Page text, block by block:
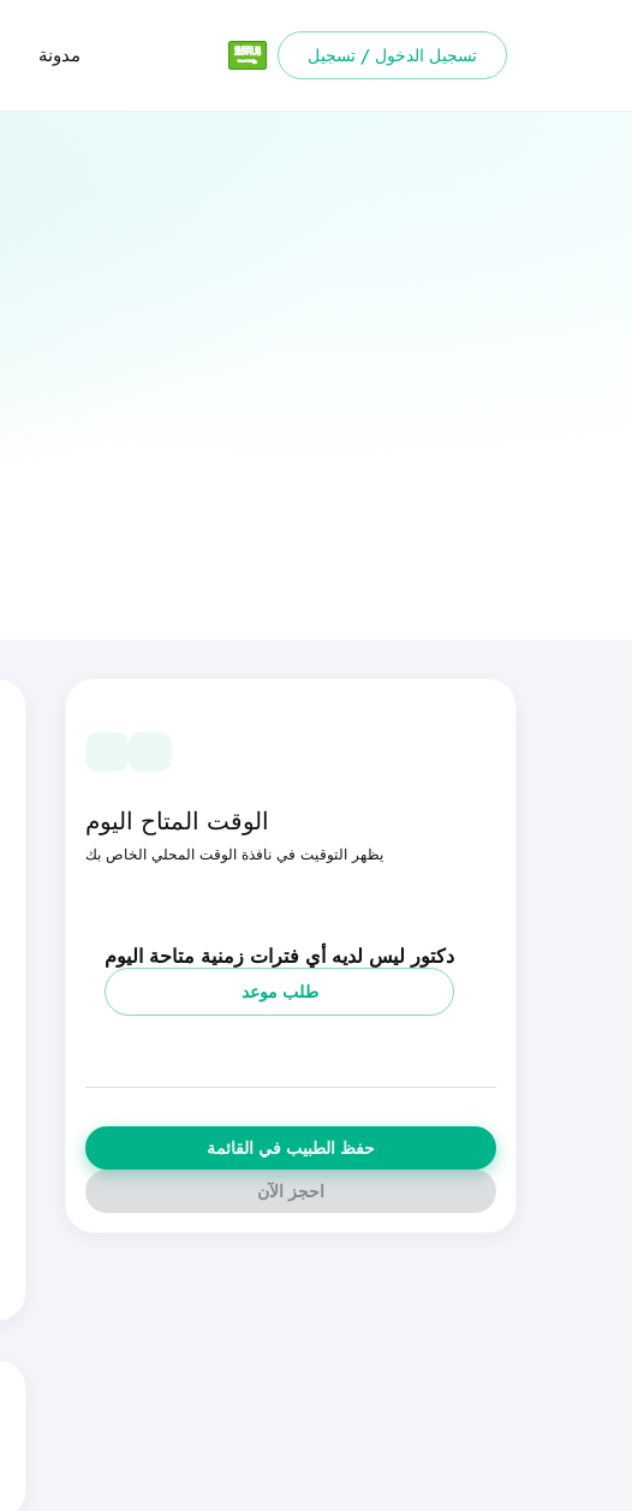
مدونة تسجيل الدخول / تسجيل
الوقت المتاح اليوم
يظهر التوقيت في نافذة الوقت المحلي الخاص بك
دكتور ليس لديه أي فترات زمنية متاحة اليوم
طلب موعد
حفظ الطبيب في القائمة
احجز الآن